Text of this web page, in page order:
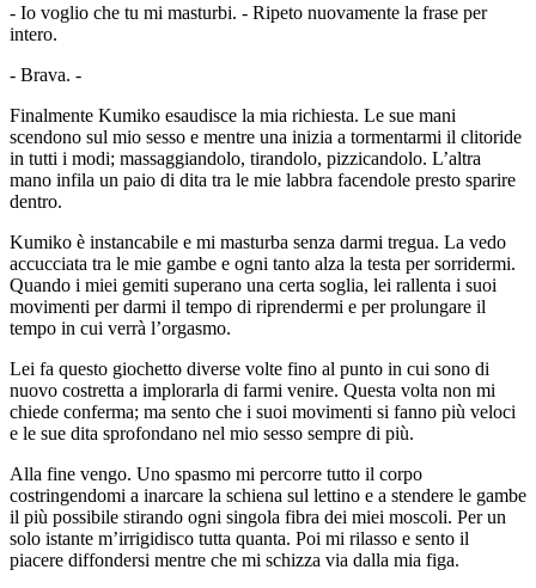
- Io voglio che tu mi masturbi. - Ripeto nuovamente la frase per
intero.
- Brava. -
Finalmente Kumiko esaudisce la mia richiesta. Le sue mani
scendono sul mio sesso e mentre una inizia a tormentarmi il clitoride
in tutti i modi; massaggiandolo, tirandolo, pizzicandolo. L’altra
mano infila un paio di dita tra le mie labbra facendole presto sparire
dentro.
Kumiko è instancabile e mi masturba senza darmi tregua. La vedo
accucciata tra le mie gambe e ogni tanto alza la testa per sorridermi.
Quando i miei gemiti superano una certa soglia, lei rallenta i suoi
movimenti per darmi il tempo di riprendermi e per prolungare il
tempo in cui verrà l’orgasmo.
Lei fa questo giochetto diverse volte fino al punto in cui sono di
nuovo costretta a implorarla di farmi venire. Questa volta non mi
chiede conferma; ma sento che i suoi movimenti si fanno più veloci
e le sue dita sprofondano nel mio sesso sempre di più.
Alla fine vengo. Uno spasmo mi percorre tutto il corpo
costringendomi a inarcare la schiena sul lettino e a stendere le gambe
il più possibile stirando ogni singola fibra dei miei moscoli. Per un
solo istante m’irrigidisco tutta quanta. Poi mi rilasso e sento il
piacere diffondersi mentre che mi schizza via dalla mia figa.